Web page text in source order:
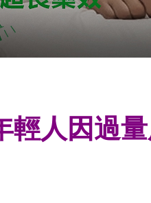
輕人因過